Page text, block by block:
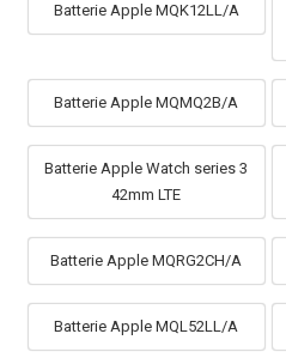
Batterie Apple MQK12LL/A
Batterie Apple MQMQ2B/A
Batterie Apple Watch series 3
42mm LTE
Batterie Apple MQRG2CH/A
Batterie Apple MQL52LL/A